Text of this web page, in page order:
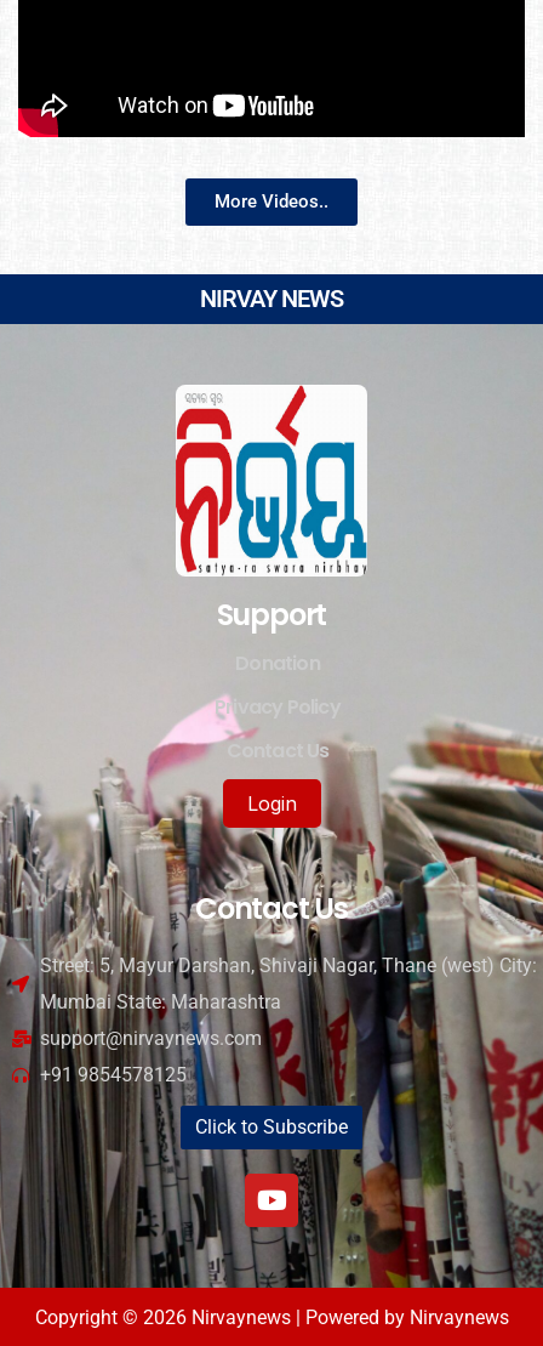
More Videos..
NIRVAY NEWS
Support
Privacy Policy
Contact Us
Login
Contact Us
Street: 5, Mayur Darshan, Shivaji Nagar, Thane (west) City:
Mumbai State: Maharashtra
support@nirvaynews.com
+91 9854578125
Click to Subscribe
Copyright © 2026 Nirvaynews | Powered by Nirvaynews